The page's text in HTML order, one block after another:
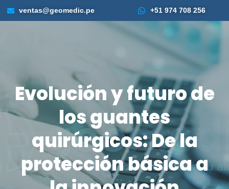
ventas@geomedic.pe +51 974 708 256
Evolución y futuro de
los guantes
quirúrgicos: De la
protección básica a